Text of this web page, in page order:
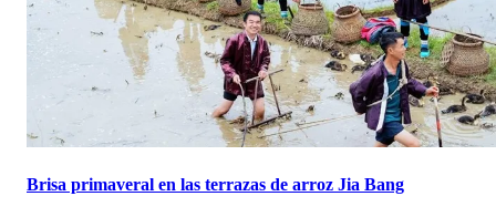
Brisa primaveral en las terrazas de arroz Jia Bang